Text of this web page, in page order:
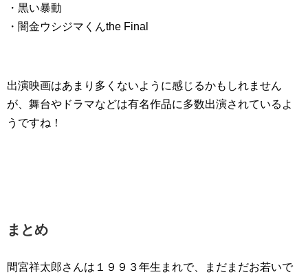
・黒い暴動
・闇金ウシジマくんthe Final
出演映画はあまり多くないように感じるかもしれません
が、舞台やドラマなどは有名作品に多数出演されているよ
うですね！
まとめ
間宮祥太郎さんは１９９３年生まれで、まだまだお若いで